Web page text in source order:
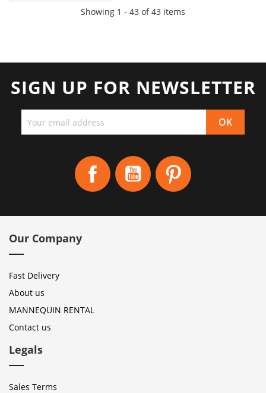
Showing 1 - 43 of 43 items
SIGN UP FOR NEWSLETTER
Facebook YouTube
Our Company
Fast Delivery
About us
MANNEQUIN RENTAL
Contact us
Legals
Sales Terms